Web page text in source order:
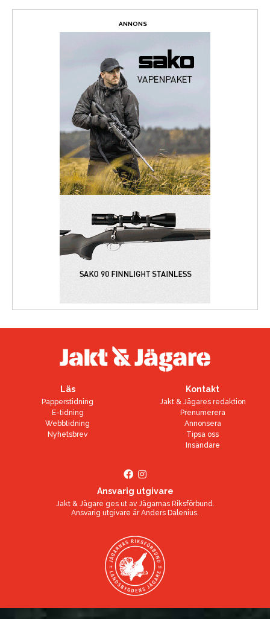
ANNONS
Läs
Papperstidning
E-tidning
Webbtidning
Nyhetsbrev
Kontakt
Jakt & Jägares redaktion
Prenumerera
Annonsera
Tipsa oss
Insändare
Ansvarig utgivare
Jakt & Jägare ges ut av Jägarnas Riksförbund.
Ansvarig utgivare ärAnders Dalenius.